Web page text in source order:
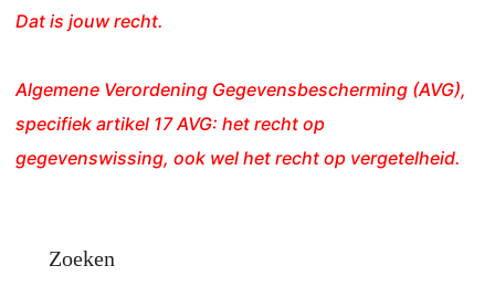
Dat is jouw recht.
Algemene Verordening Gegevensbescherming (AVG),
specifiek artikel 17 AVG: het recht op
gegevenswissing, ook wel het recht op vergetelheid.
Zoeken